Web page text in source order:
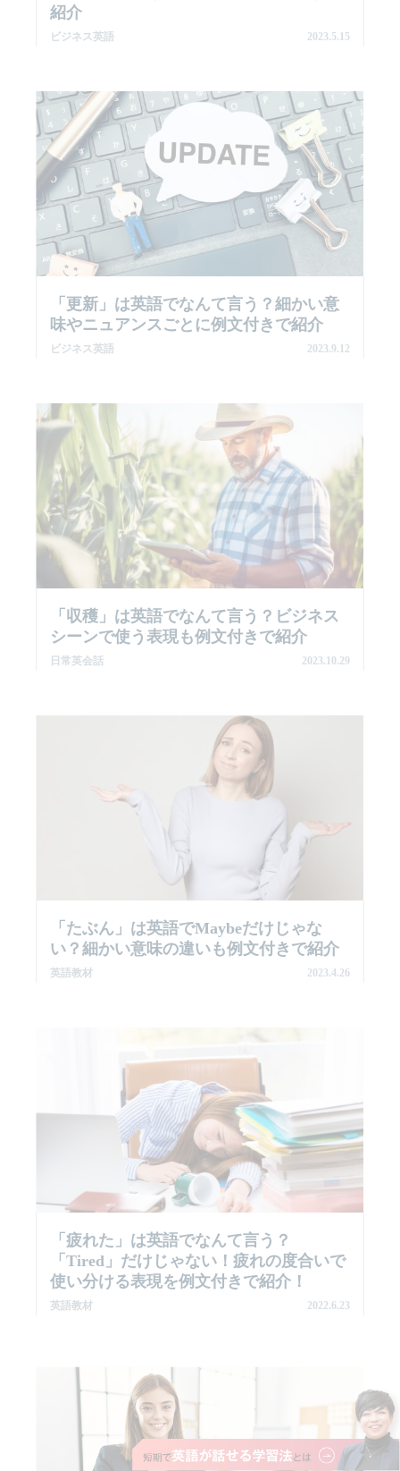
紹介
ビジネス英語 2023.5.15
「更新」は英語でなんて言う？細かい意
味やニュアンスごとに例文付きで紹介
ビジネス英語 2023.9.12
「収穫」は英語でなんて言う？ビジネス
シーンで使う表現も例文付きで紹介
日常英会話 2023.10.29
「たぶん」は英語でMaybeだけじゃな
い？細かい意味の違いも例文付きで紹介
英語教材 2023.4.26
「疲れた」は英語でなんて言う？
「tired」だけじゃない！疲れの度合いで
使い分ける表現を例文付きで紹介！
英語教材 2022.6.23